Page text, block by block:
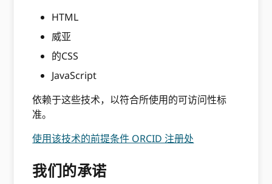
HTML
威亚
的CSS
JavaScript
依赖于这些技术，以符合所使用的可访问性标
准。
使用该技术的前提条件 ORCID 注册处
我们的承诺